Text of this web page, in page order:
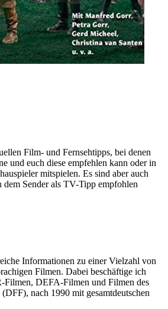
Film- und Fernsehtipps, bei denen
und euch diese empfehlen kann oder in
mitspielen. Es sind aber auch
Sender als TV-Tipp empfohlen
Informationen zu einer Vielzahl von
Filmen. Dabei beschäftige ich
DEFA-Filmen und Filmen des
nach 1990 mit gesamtdeutschen